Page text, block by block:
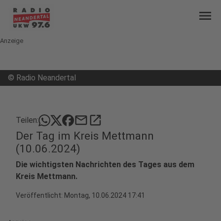
menu
Anzeige
© Radio Neandertal
Teilen: mailopen_in_new
Der Tag im Kreis Mettmann
(10.06.2024)
Die wichtigsten Nachrichten des Tages aus dem
Kreis Mettmann.
Veröffentlicht: Montag, 10.06.2024 17:41